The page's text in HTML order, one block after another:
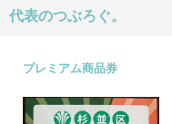
代表のつぶろぐ。
プレミアム商品券